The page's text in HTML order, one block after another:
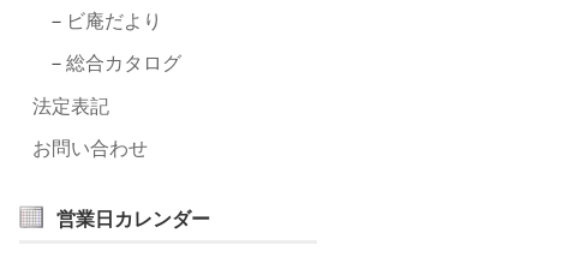
ビ庵だより
総合カタログ
法定表記
お問い合わせ
営業日カレンダー